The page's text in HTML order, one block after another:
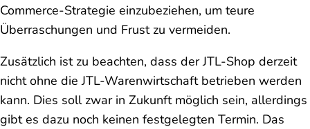
Commerce-Strategie einzubeziehen, um teure
Überraschungen und Frust zu vermeiden.
Zusätzlich ist zu beachten, dass der JTL-Shop derzeit
nicht ohne die JTL-Warenwirtschaft betrieben werden
kann. Dies soll zwar in Zukunft möglich sein, allerdings
gibt es dazu noch keinen festgelegten Termin. Das